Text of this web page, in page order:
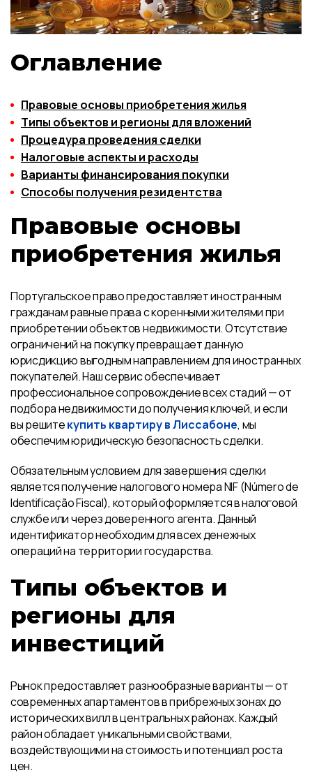
Оглавление
Правовые основы приобретения жилья
Типы объектов и регионы для вложений
Процедура проведения сделки
Налоговые аспекты и расходы
Варианты финансирования покупки
Способы получения резидентства
Правовые основы
приобретения жилья
Португальское право предоставляет иностранным
гражданам равные права с коренными жителями при
приобретении объектов недвижимости. Отсутствие
ограничений на покупку превращает данную
юрисдикцию выгодным направлением для иностранных
покупателей. Наш сервис обеспечивает
профессиональное сопровождение всех стадий — от
подбора недвижимости до получения ключей, и если
вы решитекупить квартиру в Лиссабоне, мы
обеспечим юридическую безопасность сделки.
Обязательным условием для завершения сделки
является получение налогового номера NIF (Número de
Identificação Fiscal), который оформляется в налоговой
службе или через доверенного агента. Данный
идентификатор необходим для всех денежных
операций на территории государства.
Типы объектов и
регионы для
инвестиций
Рынок предоставляет разнообразные варианты — от
современных апартаментов в прибрежных зонах до
исторических вилл в центральных районах. Каждый
район обладает уникальными свойствами,
воздействующими на стоимость и потенциал роста
цен.